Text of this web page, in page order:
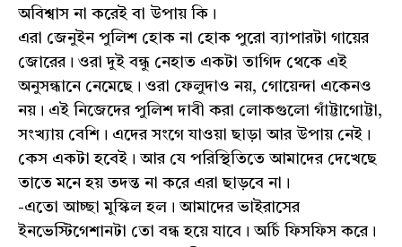
অবিশ্বাস না করেই বা উপায় কি।
এরা জেনুইন পুলিশ হোক না হোক পুরো ব্যাপারটা গায়ের
জোরের। ওরা দুই বন্ধু নেহাত একটা তাগিদ থেকে এই
অনুসন্ধানে নেমেছে। ওরা ফেলুদাও নয়, গোয়েন্দা একেনও
নয়। এই নিজেদের পুলিশ দাবী করা লোকগুলো গাঁট্টাগোট্টা,
সংখ্যায় বেশি। এদের সংগে যাওয়া ছাড়া আর উপায় নেই।
কেস একটা হবেই। আর যে পরিস্থিতিতে আমাদের দেখেছে
তাতে মনে হয় তদন্ত না করে এরা ছাড়বে না।
-এতো আচ্ছা মুস্কিল হল। আমাদের ভাইরাসের
ইনভেস্টিগেশানটা তো বন্ধ হয়ে যাবে। অর্চি ফিসফিস করে।